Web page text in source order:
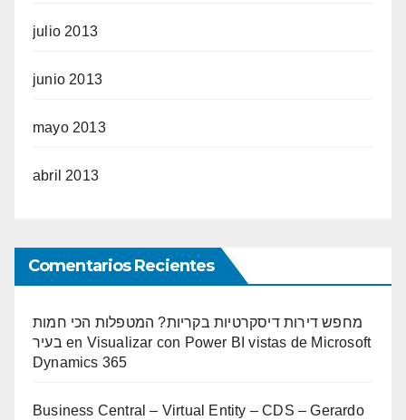
julio 2013
junio 2013
mayo 2013
abril 2013
Comentarios Recientes
מחפש דירות דיסקרטיות בקריות? המטפלות הכי חמות
בעיר en Visualizar con Power BI vistas de Microsoft
Dynamics 365
Business Central – Virtual Entity – CDS – Gerardo